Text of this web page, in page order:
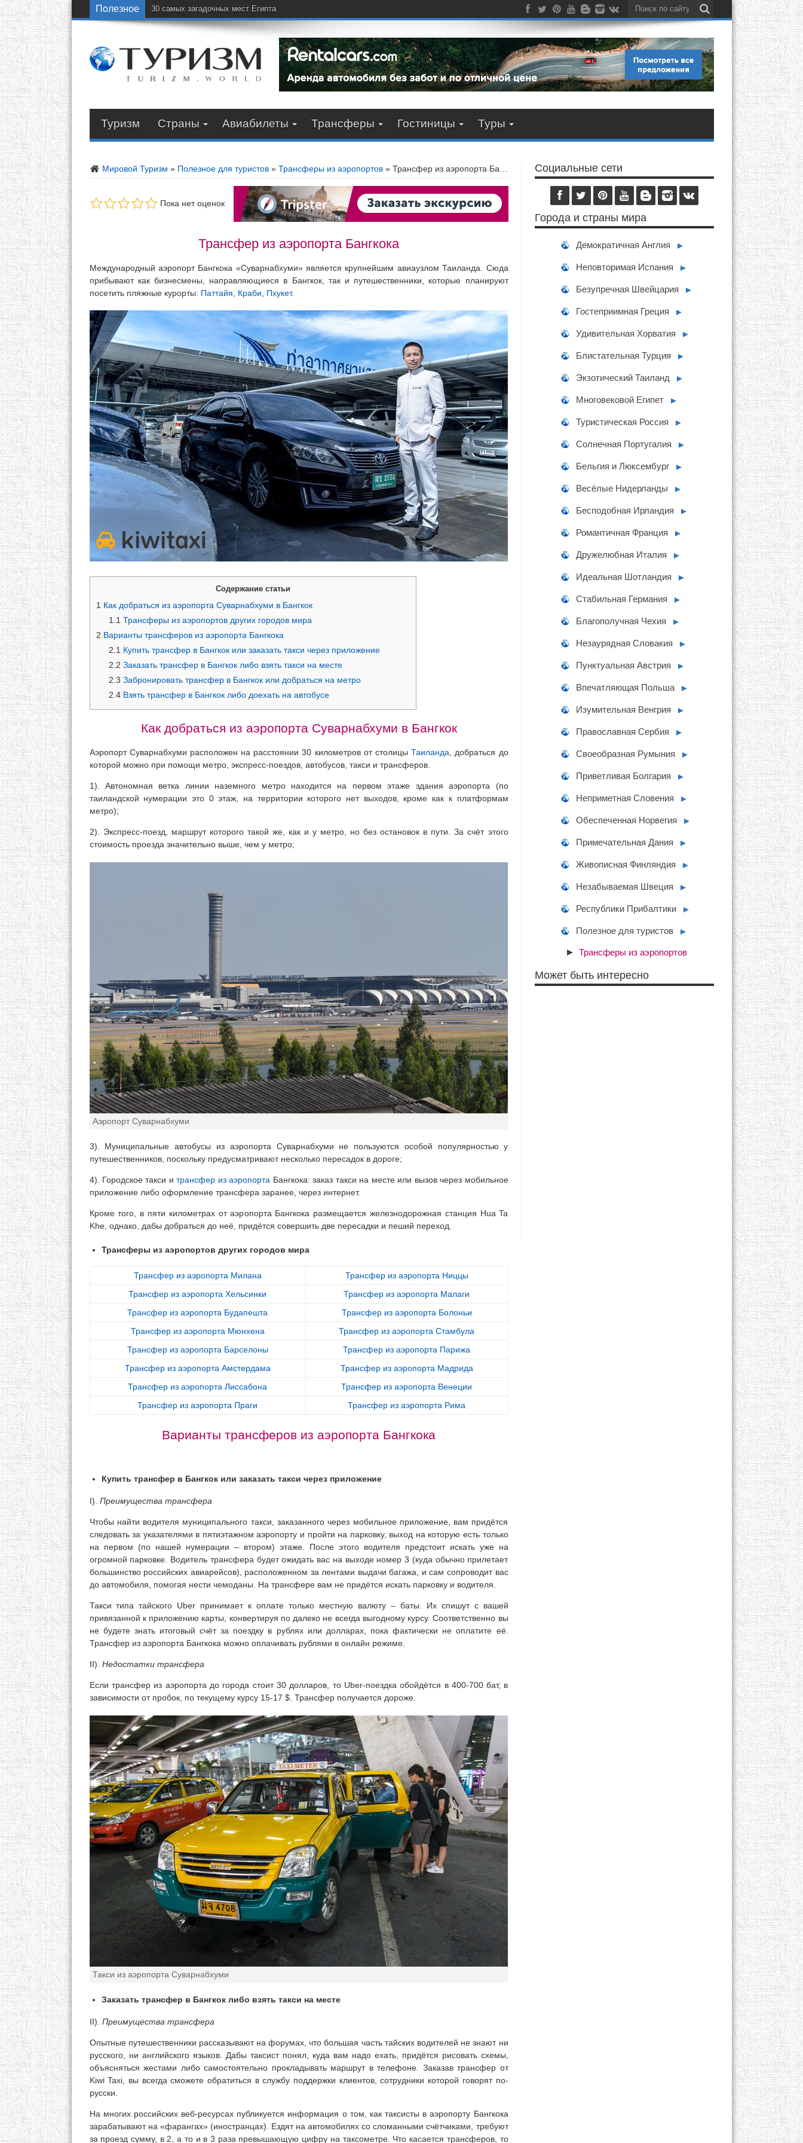
Полезное 30 самых загадочных мест Египта
Туризм Страны Авиабилеты Трансферы Гостиницы Туры
Мировой Туризм » Полезное для туристов » Трансферы из аэропортов » Трансфер из аэропорта Бангкока
Пока нет оценок
Трансфер из аэропорта Бангкока
Международный аэропорт Бангкока «Суварнабхуми» является крупнейшим авиаузлом Таиланда. Сюда
прибывают как бизнесмены, направляющиеся в Бангкок, так и путешественники, которые планируют
посетить пляжные курорты: Паттайя Краби Пхукет.
Содержание статьи
1 Как добраться из аэропорта Суварнабхуми в Бангкок
1.1 Трансферы из аэропортов других городов мира
2 Варианты трансферов из аэропорта Бангкока
2.1 Купить трансфер в Бангкок или заказать такси через приложение
2.2 Заказать трансфер в Бангкок либо взять такси на месте
2.3 Забронировать трансфер в Бангкок или добраться на метро
2.4Взять трансфер в Бангкок либо доехать на автобусе
Как добраться из аэропорта Суварнабхуми в Бангкок
Аэропорт Суварнабхуми расположен на расстоянии 30 километров от столицыТаиланда , добраться до
которой можно при помощи метро, экспресс-поездов, автобусов, такси и трансферов.
1). Автономная ветка линии наземного метро находится на первом этаже здания аэропорта (по
таиландской нумерации это 0 этаж, на территории которого нет выходов, кроме как к платформам
метро);
2). Экспресс-поезд, маршрут которого такой же, как и у метро, но без остановок в пути. За счёт этого
стоимость проезда значительно выше, чем у метро;
Аэропорт Суварнабхуми
3). Муниципальные автобусы из аэропорта Суварнабхуми не пользуются особой популярностью у
путешественников, поскольку предусматривают несколько пересадок в дороге;
4). Городское такси итрансфер из аэропорта Бангкока: заказ такси на месте или вызов через мобильное
приложение либо оформление трансфера заранее, через интернет.
Кроме того, в пяти километрах от аэропорта Бангкока размещается железнодорожная станция Hua Ta
Khe, однако, дабы добраться до неё, придётся совершить две пересадки и пеший переход.
Трансферы из аэропортов других городов мира
Трансфер из аэропорта Милана
Трансфер из аэропорта Ниццы
Трансфер из аэропорта Хельсинки
Трансфер из аэропорта Малаги
Трансфер из аэропорта Будапешта
Трансфер из аэропорта Болоньи
Трансфер из аэропорта Мюнхена
Трансфер из аэропорта Стамбула
Трансфер из аэропорта Барселоны
Трансфер из аэропорта Парижа
Трансфер из аэропорта Амстердама
Трансфер из аэропорта Мадрида
Трансфер из аэропорта Лиссабона
Трансфер из аэропорта Венеции
Трансфер из аэропорта Праги
Трансфер из аэропорта Рима
Варианты трансферов из аэропорта Бангкока
Купить трансфер в Бангкок или заказать такси через приложение
I). Преимущества трансфера
Чтобы найти водителя муниципального такси, заказанного через мобильное приложение, вам придётся
следовать за указателями в пятиэтажном аэропорту и пройти на парковку, выход на которую есть только
на первом (по нашей нумерации – втором) этаже. После этого водителя предстоит искать уже на
огромной парковке. Водитель трансфера будет ожидать вас на выходе номер 3 (куда обычно прилетает
большинство российских авиарейсов), расположенном за лентами выдачи багажа, и сам сопроводит вас
до автомобиля, помогая нести чемоданы. На трансфере вам не придётся искать парковку и водителя.
Такси типа тайского Uber принимает к оплате только местную валюту – баты. Их спишут с вашей
привязанной к приложению карты, конвертируя по далеко не всегда выгодному курсу. Соответственно вы
не будете знать итоговый счёт за поездку в рублях или долларах, пока фактически не оплатите её.
Трансфер из аэропорта Бангкока можно оплачивать рублями в онлайн режиме.
II). Недостатки трансфера
Если трансфер из аэропорта до города стоит 30 долларов, то Uber-поездка обойдётся в 400-700 бат, в
зависимости от пробок, по текущему курсу 15-17 $. Трансфер получается дороже.
Такси из аэропорта Суварнабхуми
Заказать трансфер в Бангкок либо взять такси на месте
II). Преимущества трансфера
Опытные путешественники рассказывают на форумах, что большая часть тайских водителей не знают ни
русского, ни английского языков. Дабы таксист понял, куда вам надо ехать, придётся рисовать схемы,
объясняться жестами либо самостоятельно прокладывать маршрут в телефоне. Заказав трансфер от
Kiwi Taxi, вы всегда сможете обратиться в службу поддержки клиентов, сотрудники которой говорят по-
русски.
На многих российских веб-ресурсах публикуется информация о том, как таксисты в аэропорту Бангкока
зарабатывают на «фарангах» (иностранцах). Ездят на автомобилях со сломанными счётчиками, требуют
за проезд сумму, в 2, а то и в 3 раза превышающую цифру на таксометре. Что касается трансферов, то
Социальные сети
Города и страны мира
Демократичная Англия ►
Неповторимая Испания ►
Безупречная Швейцария ►
Гостеприимная Греция ►
Удивительная Хорватия ►
Блистательная Турция ►
Экзотический Таиланд ►
Многовековой Египет ►
Туристическая Россия ►
Солнечная Португалия ►
Бельгия и Люксембург ►
Весёлые Нидерланды ►
Бесподобная Ирландия ►
Романтичная Франция ►
Дружелюбная Италия ►
Идеальная Шотландия ►
Стабильная Германия ►
Благополучная Чехия ►
Незаурядная Словакия ►
Пунктуальная Австрия ►
Впечатляющая Польша ►
Изумительная Венгрия ►
Православная Сербия ►
Своеобразная Румыния ►
Приветливая Болгария ►
Неприметная Словения ►
Обеспеченная Норвегия ►
Примечательная Дания ►
Живописная Финляндия ►
Незабываемая Швеция ►
Республики Прибалтики ►
Полезное для туристов ►
Трансферы из аэропортов
Может быть интересно